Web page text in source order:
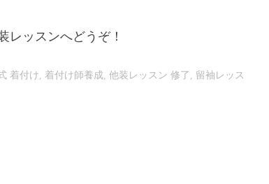
レッスンへどうぞ！
着付け, 着付け師養成, 他装レッスン 修了, 留袖レッス